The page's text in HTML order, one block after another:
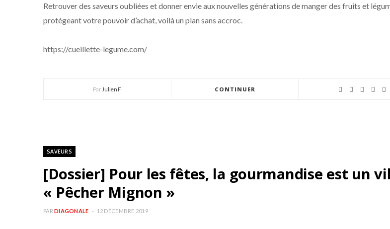
Retrouver des saveurs oubliées et donner envie aux nouvelles générations de manger des fruits et
protégeant votre pouvoir d’achat, voilà un plan sans accroc.
https://cueillette-legume.com/
ParJulien F CONTINUER
SAVEURS
[Dossier] Pour les fêtes, la gourmandise est un
« Pêcher Mignon »
PAR DIAGONALE 12 DÉCEMBRE 2019